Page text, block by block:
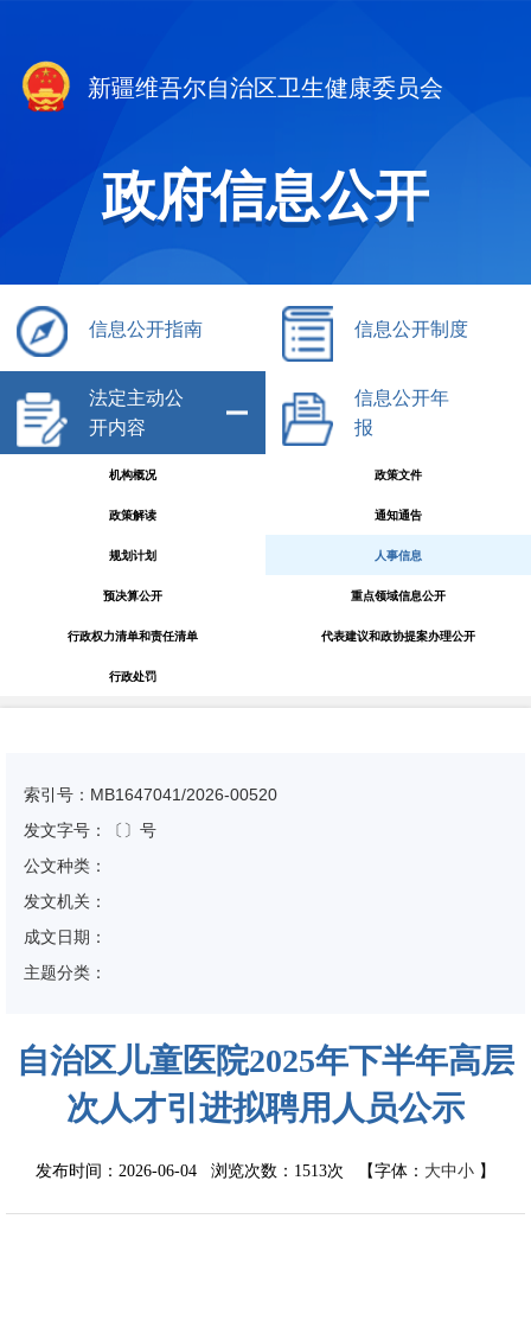
新疆维吾尔自治区卫生健康委员会
政府信息公开
信息公开指南 信息公开制度
法定主动公
开内容
机构概况 政策文件
政策解读 通知通告
规划计划 人事信息
预决算公开 重点领域信息公开
行政权力清单和责任清单 代表建议和政协提案办理公开
行政处罚
信息公开年
报
索引号：MB1647041/2026-00520
发文字号：〔〕号
公文种类：
发文机关：
成文日期：
主题分类：
自治区儿童医院2025年下半年高层
次人才引进拟聘用人员公示
发布时间：2026-06-04 浏览次数： 1513次 【字体： 大中小 】